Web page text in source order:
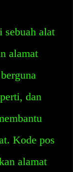
sebuah alat
alamat
dan
Kode pos
alamat